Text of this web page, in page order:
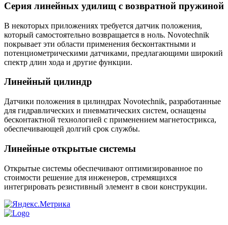
Серия линейных удилищ с возвратной пружиной
В некоторых приложениях требуется датчик положения,
который самостоятельно возвращается в ноль. Novotechnik
покрывает эти области применения бесконтактными и
потенциометрическими датчиками, предлагающими широкий
спектр длин хода и другие функции.
Линейный цилиндр
Датчики положения в цилиндрах Novotechnik, разработанные
для гидравлических и пневматических систем, оснащены
бесконтактной технологией с применением магнетострикса,
обеспечивающей долгий срок службы.
Линейные открытые системы
Открытые системы обеспечивают оптимизированное по
стоимости решение для инженеров, стремящихся
интегрировать резистивный элемент в свои конструкции.